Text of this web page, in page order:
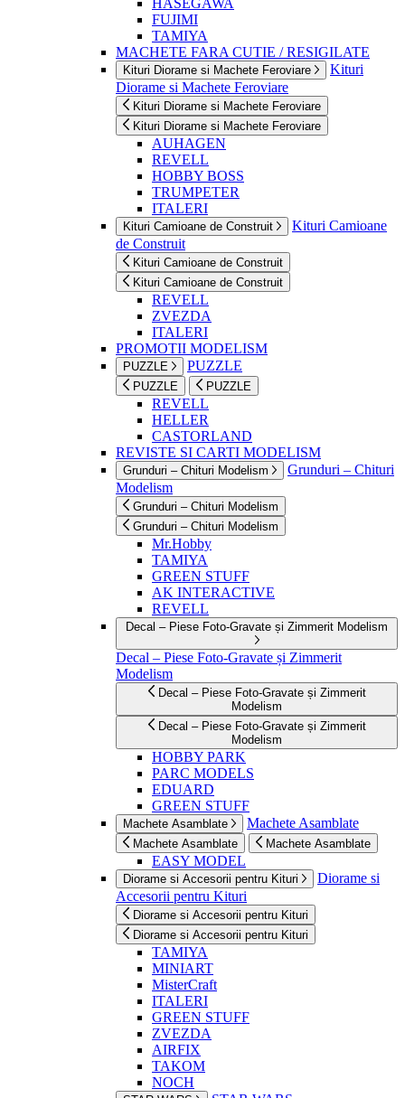
HASEGAWA
FUJIMI
TAMIYA
MACHETE FARA CUTIE / RESIGILATE
Kituri Diorame si Machete Feroviare
Kituri
Diorame si Machete Feroviare
Kituri Diorame si Machete Feroviare
Kituri Diorame si Machete Feroviare
AUHAGEN
REVELL
HOBBY BOSS
TRUMPETER
ITALERI
Kituri Camioane de Construit
Kituri Camioane
de Construit
Kituri Camioane de Construit
Kituri Camioane de Construit
REVELL
ZVEZDA
ITALERI
PROMOTII MODELISM
PUZZLE PUZZLE
PUZZLE PUZZLE
REVELL
HELLER
CASTORLAND
REVISTE SI CARTI MODELISM
Grunduri – Chituri Modelism
Grunduri – Chituri
Modelism
Grunduri – Chituri Modelism
Grunduri – Chituri Modelism
Mr.Hobby
TAMIYA
GREEN STUFF
AK INTERACTIVE
REVELL
Decal – Piese Foto-Gravate și Zimmerit Modelism
Decal – Piese Foto-Gravate și Zimmerit
Modelism
Decal – Piese Foto-Gravate și Zimmerit
Modelism
Decal – Piese Foto-Gravate și Zimmerit
Modelism
HOBBY PARK
PARC MODELS
EDUARD
GREEN STUFF
Machete Asamblate Machete Asamblate
Machete Asamblate Machete Asamblate
EASY MODEL
Diorame si Accesorii pentru Kituri
Diorame si
Accesorii pentru Kituri
Diorame si Accesorii pentru Kituri
Diorame si Accesorii pentru Kituri
TAMIYA
MINIART
MisterCraft
ITALERI
GREEN STUFF
ZVEZDA
AIRFIX
TAKOM
NOCH